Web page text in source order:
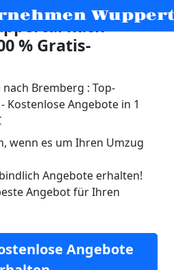
nach
% Gratis-
Bremberg : Top-
Kostenlose Angebote in 1
wenn es um Ihren Umzug
Angebote erhalten!
Angebot für Ihren
Angebote